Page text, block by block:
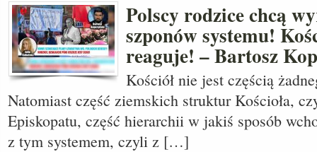
Polscy rodzice chcą
szponów systemu!
reaguje! – Bartosz
Kościół nie jest częścią
Natomiast część ziemskich struktur Kościoła,
Episkopatu, część hierarchii w jakiś sposób
z tym systemem, czyli z […]